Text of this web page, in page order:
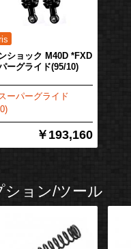
ショック M40D *FXD
ーグライド(95/10)
ーパーグライド
￥193,160
ション/ツール